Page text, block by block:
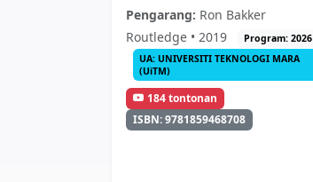
Pengarang: Ron Bakker
Routledge • 2019
Program: 2026
UA: UNIVERSITI TEKNOLOGI MARA
(UiTM)
184 tontonan
ISBN: 9781859468708